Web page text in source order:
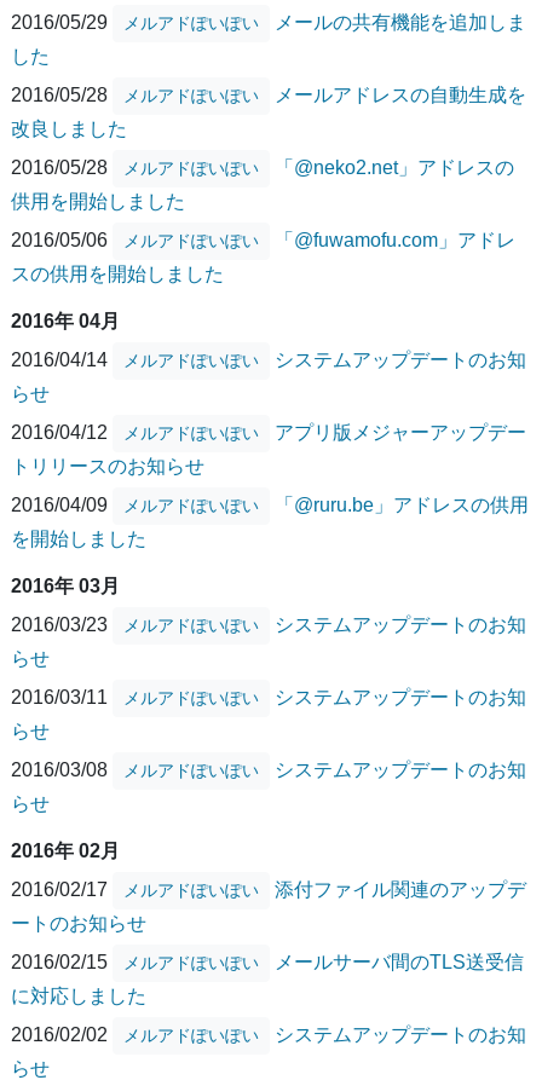
2016/05/29
メルアドぽいぽい
メールの共有機能を追加しま
した
2016/05/28
メルアドぽいぽい
メールアドレスの自動生成を
改良しました
2016/05/28
メルアドぽいぽい
「@neko2.net」アドレスの
供用を開始しました
2016/05/06
メルアドぽいぽい
「@fuwamofu.com」アドレ
スの供用を開始しました
2016年 04月
2016/04/14
メルアドぽいぽい
システムアップデートのお知
らせ
2016/04/12
メルアドぽいぽい
アプリ版メジャーアップデー
トリリースのお知らせ
2016/04/09
メルアドぽいぽい
「@ruru.be」アドレスの供用
を開始しました
2016年 03月
2016/03/23
メルアドぽいぽい
システムアップデートのお知
らせ
2016/03/11
メルアドぽいぽい
システムアップデートのお知
らせ
2016/03/08
メルアドぽいぽい
システムアップデートのお知
らせ
2016年 02月
2016/02/17
メルアドぽいぽい
添付ファイル関連のアップデ
ートのお知らせ
2016/02/15
メルアドぽいぽい
メールサーバ間のTLS送受信
に対応しました
2016/02/02
メルアドぽいぽい
システムアップデートのお知
らせ